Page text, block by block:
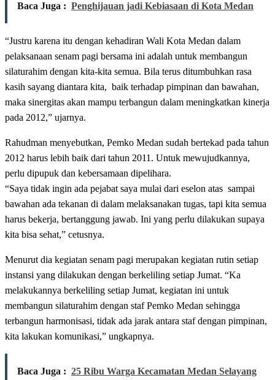
Baca Juga : Penghijauan jadi Kebiasaan di Kota Medan
“Justru karena itu dengan kehadiran Wali Kota Medan dalam
pelaksanaan senam pagi bersama ini adalah untuk membangun
silaturahim dengan kita-kita semua. Bila terus ditumbuhkan rasa
kasih sayang diantara kita, baik terhadap pimpinan dan bawahan,
maka sinergitas akan mampu terbangun dalam meningkatkan kinerja
pada 2012,” ujarnya.
Rahudman menyebutkan, Pemko Medan sudah bertekad pada tahun
2012 harus lebih baik dari tahun 2011. Untuk mewujudkannya,
perlu dipupuk dan kebersamaan dipelihara.
“Saya tidak ingin ada pejabat saya mulai dari eselon atas sampai
bawahan ada tekanan di dalam melaksanakan tugas, tapi kita semua
harus bekerja, bertanggung jawab. Ini yang perlu dilakukan supaya
kita bisa sehat,” cetusnya.
Menurut dia kegiatan senam pagi merupakan kegiatan rutin setiap
instansi yang dilakukan dengan berkeliling setiap Jumat. “Ka
melakukannya berkeliling setiap Jumat, kegiatan ini untuk
membangun silaturahim dengan staf Pemko Medan sehingga
terbangun harmonisasi, tidak ada jarak antara staf dengan pimpinan,
kita lakukan komunikasi,” ungkapnya.
Baca Juga : 25 Ribu Warga Kecamatan Medan Selayang